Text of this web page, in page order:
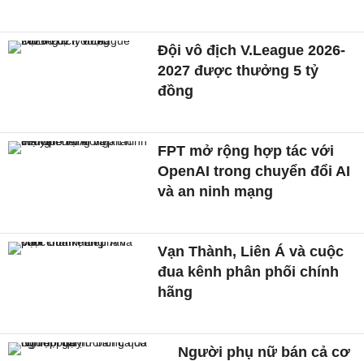
Đội vô địch V.League 2026-
2027 được thưởng 5 tỷ
đồng
FPT mở rộng hợp tác với
OpenAI trong chuyển đổi AI
và an ninh mạng
Vạn Thành, Liên Á và cuộc
đua kênh phân phối chính
hãng
Người phụ nữ bán cả cơ